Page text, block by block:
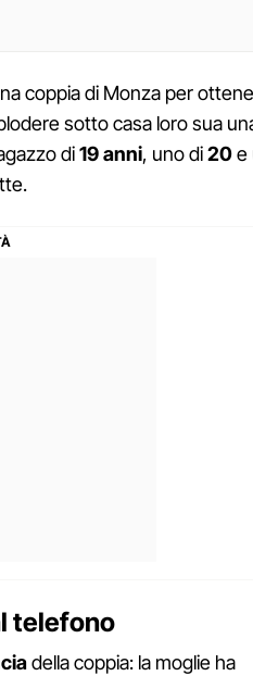
coppia di Monza per
sotto casa loro sua
di19 anni, uno di20e
telefono
della coppia: la moglie ha